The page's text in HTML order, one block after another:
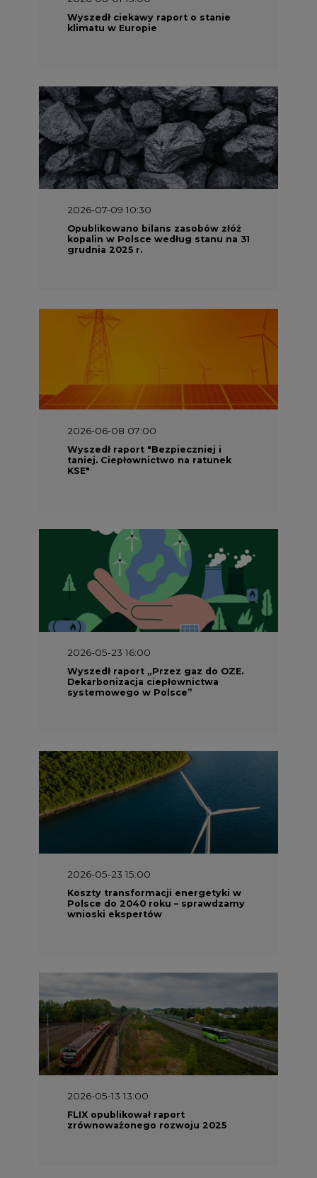
Wyszedł ciekawy raport o stanie
klimatu w Europie
2026-07-09 10:30
Opublikowano bilans zasobów złóż
kopalin w Polsce według stanu na 31
grudnia 2025 r.
2026-06-08 07:00
Wyszedł raport "Bezpieczniej i
taniej. Ciepłownictwo na ratunek
KSE"
2026-05-23 16:00
Wyszedł raport „Przez gaz do OZE.
Dekarbonizacja ciepłownictwa
systemowego w Polsce”
2026-05-23 15:00
Koszty transformacji energetyki w
Polsce do 2040 roku – sprawdzamy
wnioski ekspertów
2026-05-13 13:00
FLIX opublikował raport
zrównoważonego rozwoju 2025